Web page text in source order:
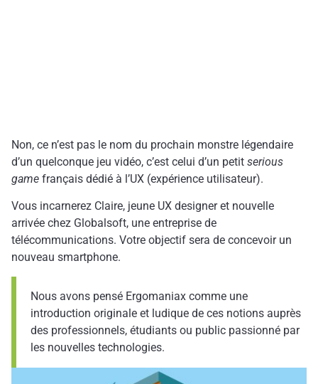
Non, ce n’est pas le nom du prochain monstre légendaire
d’un quelconque jeu vidéo, c’est celui d’un petit serious
game français dédié à l’UX (expérience utilisateur).
Vous incarnerez Claire, jeune UX designer et nouvelle
arrivée chez Globalsoft, une entreprise de
télécommunications. Votre objectif sera de concevoir un
nouveau smartphone.
Nous avons pensé Ergomaniax comme une
introduction originale et ludique de ces notions auprès
des professionnels, étudiants ou public passionné par
les nouvelles technologies.